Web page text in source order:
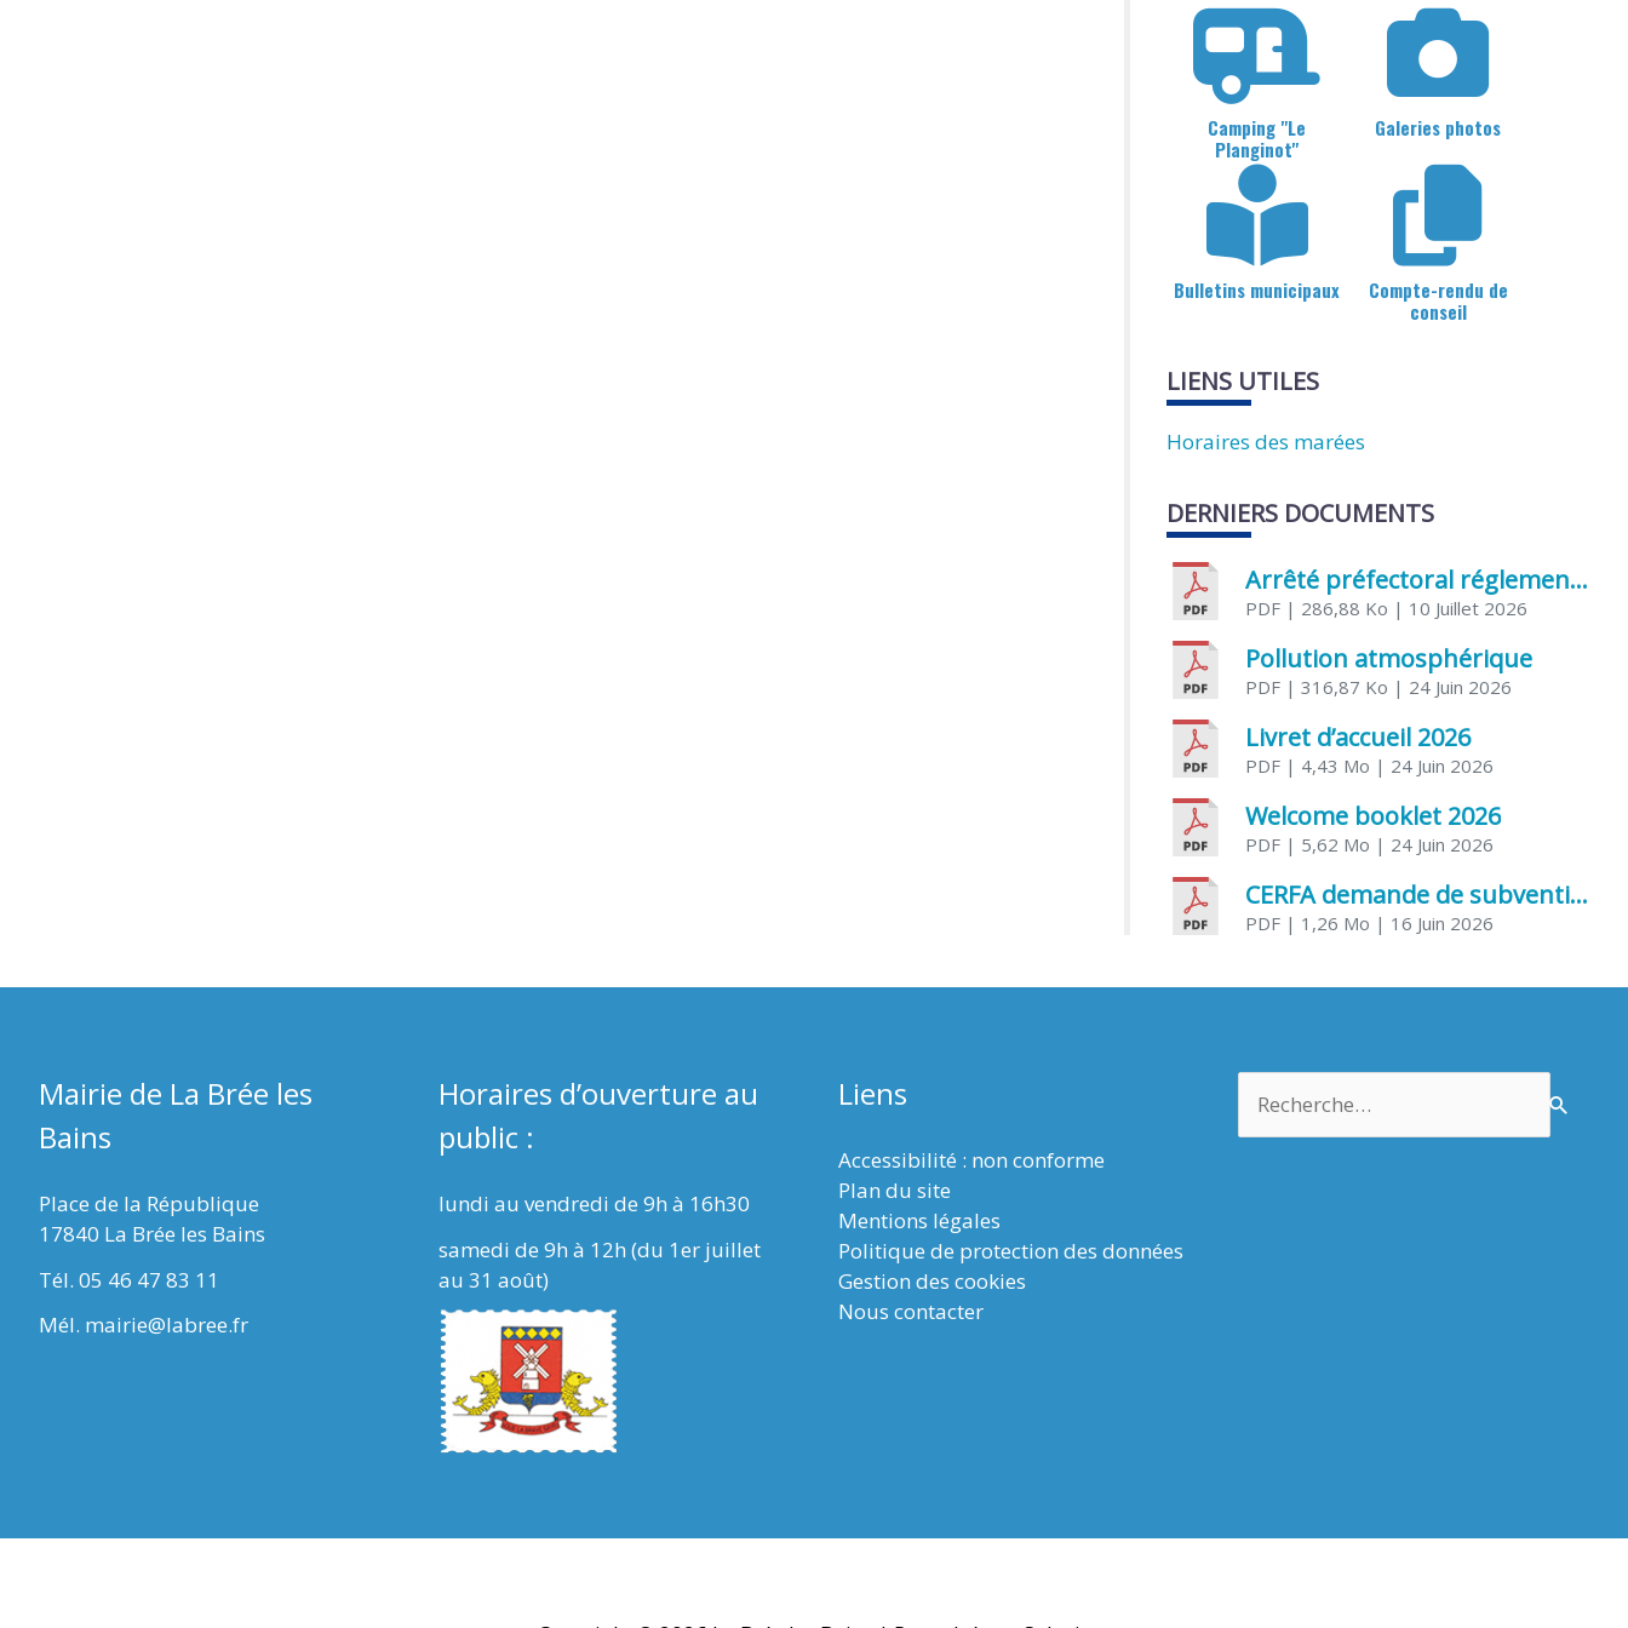
Camping "Le
Planginot"
Galeries photos
Bulletins municipaux
Compte-rendu de
conseil
LIENS UTILES
Horaires des marées
DERNIERS DOCUMENTS
Arrêté préfectoral réglementant l’usage de l’eau
PDF | 286,88 Ko | 10 Juillet 2026
Pollution atmosphérique
PDF | 316,87 Ko | 24 Juin 2026
Livret d’accueil 2026
PDF | 4,43 Mo | 24 Juin 2026
Welcome booklet 2026
PDF | 5,62 Mo | 24 Juin 2026
CERFA demande de subvention association
PDF | 1,26 Mo | 16 Juin 2026
Mairie de La Brée les
Bains
Place de la République
17840 La Brée les Bains
Tél. 05 46 47 83 11
Mél. mairie@labree.fr
Horaires d’ouverture au
public :
lundi au vendredi de 9h à 16h30
samedi de 9h à 12h (du 1er juillet
au 31 août)
Liens
Accessibilité : non conforme
Plan du site
Mentions légales
Politique de protection des données
Gestion des cookies
Nous contacter